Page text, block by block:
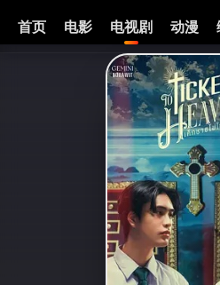
首页 电影 电视剧 动漫